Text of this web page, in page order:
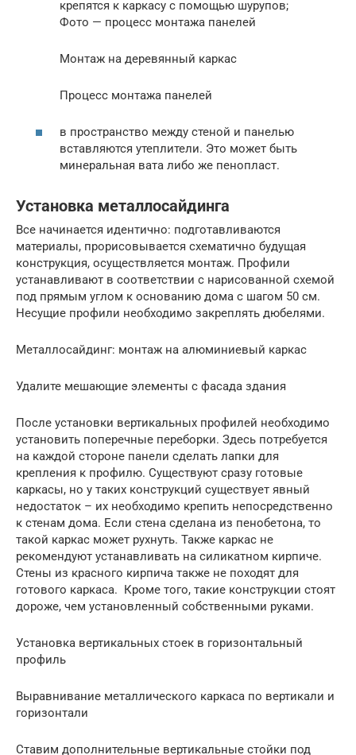
крепятся к каркасу с помощью шурупов;
Фото — процесс монтажа панелей
Монтаж на деревянный каркас
Процесс монтажа панелей
в пространство между стеной и панелью
вставляются утеплители. Это может быть
минеральная вата либо же пенопласт.
Установка металлосайдинга
Все начинается идентично: подготавливаются
материалы, прорисовывается схематично будущая
конструкция, осуществляется монтаж. Профили
устанавливают в соответствии с нарисованной схемой
под прямым углом к основанию дома с шагом 50 см.
Несущие профили необходимо закреплять дюбелями.
Металлосайдинг: монтаж на алюминиевый каркас
Удалите мешающие элементы с фасада здания
После установки вертикальных профилей необходимо
установить поперечные переборки. Здесь потребуется
на каждой стороне панели сделать лапки для
крепления к профилю. Существуют сразу готовые
каркасы, но у таких конструкций существует явный
недостаток – их необходимо крепить непосредственно
к стенам дома. Если стена сделана из пенобетона, то
такой каркас может рухнуть. Также каркас не
рекомендуют устанавливать на силикатном кирпиче.
Стены из красного кирпича также не походят для
готового каркаса. Кроме того, такие конструкции стоят
дороже, чем установленный собственными руками.
Установка вертикальных стоек в горизонтальный
профиль
Выравнивание металлического каркаса по вертикали и
горизонтали
Ставим дополнительные вертикальные стойки под